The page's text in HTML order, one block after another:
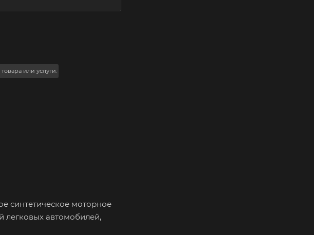
или услуги.
синтетическое моторное
легковых автомобилей,